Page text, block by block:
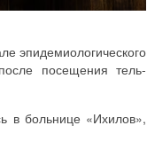
эпидемиологического
посещения тель-
в больнице «Ихилов»,